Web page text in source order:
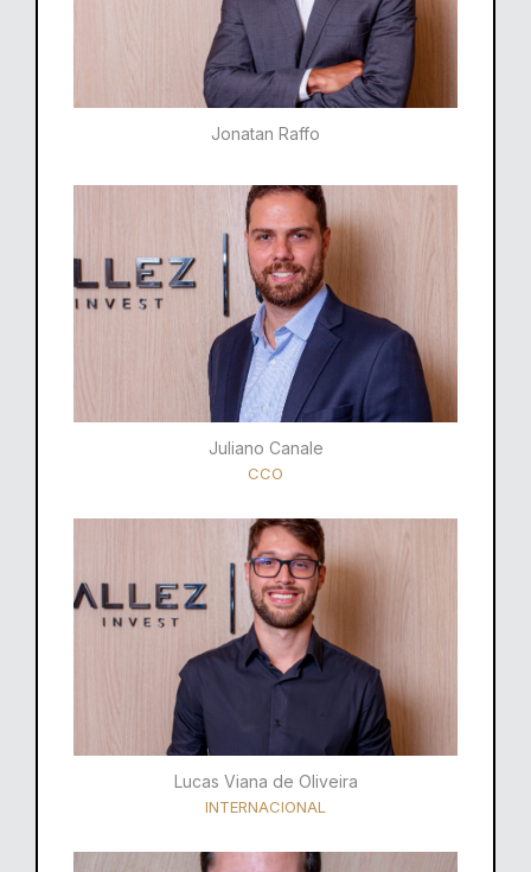
Jonatan Raffo
Juliano Canale
CCO
Lucas Viana de Oliveira
INTERNACIONAL